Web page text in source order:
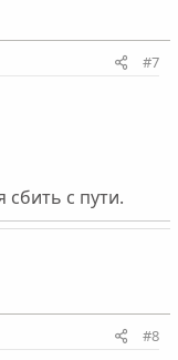
#7
с пути.
#8